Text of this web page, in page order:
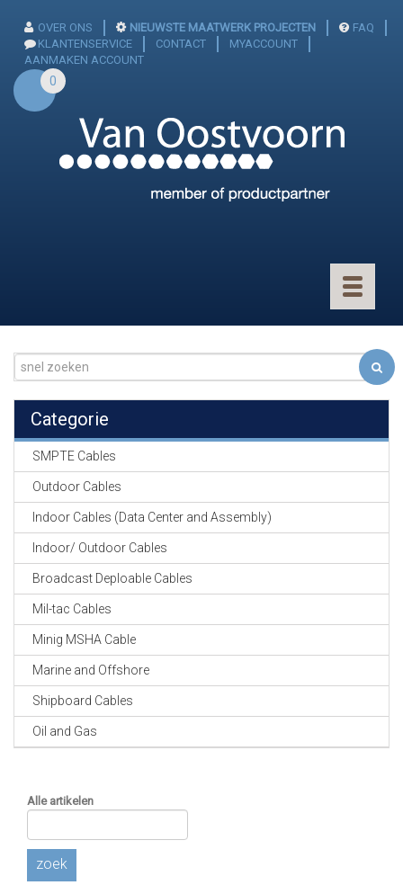
OVER ONS NIEUWSTE MAATWERK PROJECTEN
FAQ
KLANTENSERVICE
CONTACT
MYACCOUNT
AANMAKEN ACCOUNT
0
Toggle
GEVLOCHTEN KOUS
KRIMP KOUS
KOPER KABEL
OP ROL
FIBER CABLE
GE-ASSEMBLEERDE
CABLE EQUIPEMENTS
Categorie
SMPTE Cables
Outdoor Cables
Indoor Cables (Data Center and Assembly)
Indoor/ Outdoor Cables
Broadcast Deploable Cables
Mil-tac Cables
Minig MSHA Cable
Marine and Offshore
Shipboard Cables
Oil and Gas
Alle artikelen
zoek